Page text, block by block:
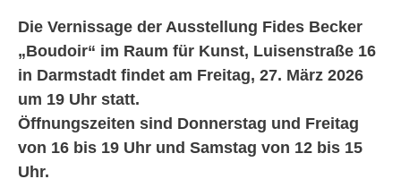
Die Vernissage der Ausstellung Fides Becker
„Boudoir“ im Raum für Kunst, Luisenstraße 16
in Darmstadt findet am Freitag, 27. März 2026
um 19 Uhr statt.
Öffnungszeiten sind Donnerstag und Freitag
von 16 bis 19 Uhr und Samstag von 12 bis 15
Uhr.